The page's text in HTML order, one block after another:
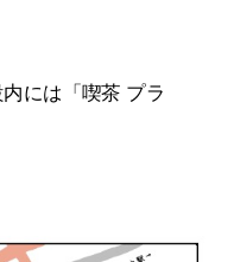
には「喫茶 プラ